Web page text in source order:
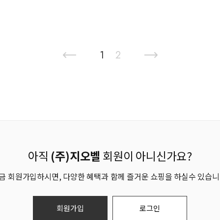
1 2
아직 (주)지오벨 회원이 아니신가요?
회원가입하시면, 다양한 혜택과 함께 즐거운 쇼핑을 하실수 있습
회원가입 로그인